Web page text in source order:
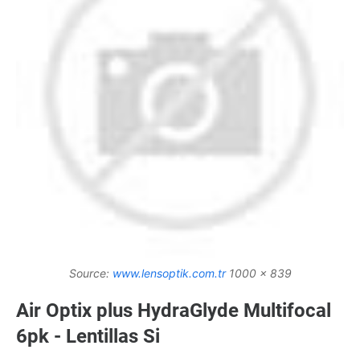
Source: www.lensoptik.com.tr1000 x 839
Air Optix plus HydraGlyde Multifocal
6pk - Lentillas Si